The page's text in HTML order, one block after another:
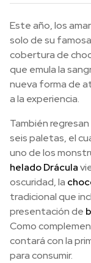
Este año, los
solo de su
cobertura de
que emula la
nueva forma de
a la experiencia.
También
seis paletas, el
uno de los
helado Drácula
oscuridad, la
tradicional que
presentación de
Como
contará con la
para consumir.